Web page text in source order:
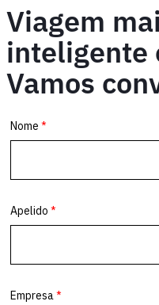
Viagem
inteligente
Vamos